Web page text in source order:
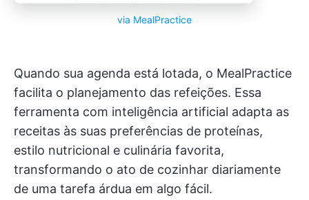
via MealPractice
Quando sua agenda está lotada, o MealPractice
facilita o planejamento das refeições. Essa
ferramenta com inteligência artificial adapta as
receitas às suas preferências de proteínas,
estilo nutricional e culinária favorita,
transformando o ato de cozinhar diariamente
de uma tarefa árdua em algo fácil.